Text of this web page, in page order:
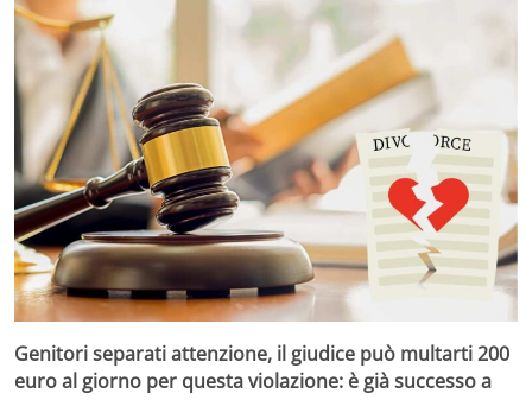
Genitori separati attenzione, il giudice può multarti 200
euro al giorno per questa violazione: è già successo a